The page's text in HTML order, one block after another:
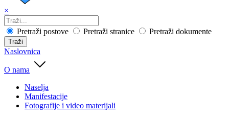
×
Pretraži postove Pretraži stranice Pretraži dokumente
Traži
Naslovnica
O nama
Naselja
Manifestacije
Fotografije i video materijali